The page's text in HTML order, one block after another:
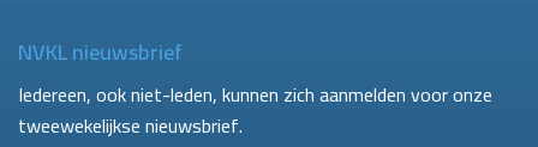
NVKL nieuwsbrief
Iedereen, ook niet-leden, kunnen zich aanmelden voor onze
tweewekelijkse nieuwsbrief.